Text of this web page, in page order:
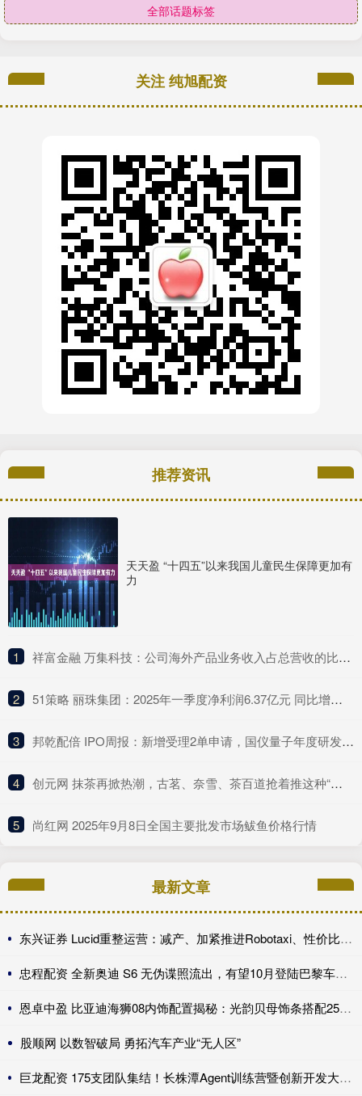
全部话题标签
关注 纯旭配资
推荐资讯
天天盈 “十四五”以来我国儿童民生保障更加有
力
1 ​祥富金融 万集科技：公司海外产品业务收入占总营收的比例较低
2 ​51策略 丽珠集团：2025年一季度净利润6.37亿元 同比增长4.75%
3 ​邦乾配倍 IPO周报：新增受理2单申请，国仪量子年度研发投入占比下滑
4 ​创元网 抹茶再掀热潮，古茗、奈雪、茶百道抢着推这种“浓”新品
5 ​尚红网 2025年9月8日全国主要批发市场鲅鱼价格行情
最新文章
东兴证券 Lucid重整运营：减产、加紧推进Robotaxi、性价比车型继续跳票
忠程配资 全新奥迪 S6 无伪谍照流出，有望10月登陆巴黎车展完成首秀!
恩卓中盈 比亚迪海狮08内饰配置揭秘：光韵贝母饰条搭配25扬帝瓦雷音响登场
股顺网 以数智破局 勇拓汽车产业“无人区”
巨龙配资 175支团队集结！长株潭Agent训练营暨创新开发大赛第一期训练营开讲